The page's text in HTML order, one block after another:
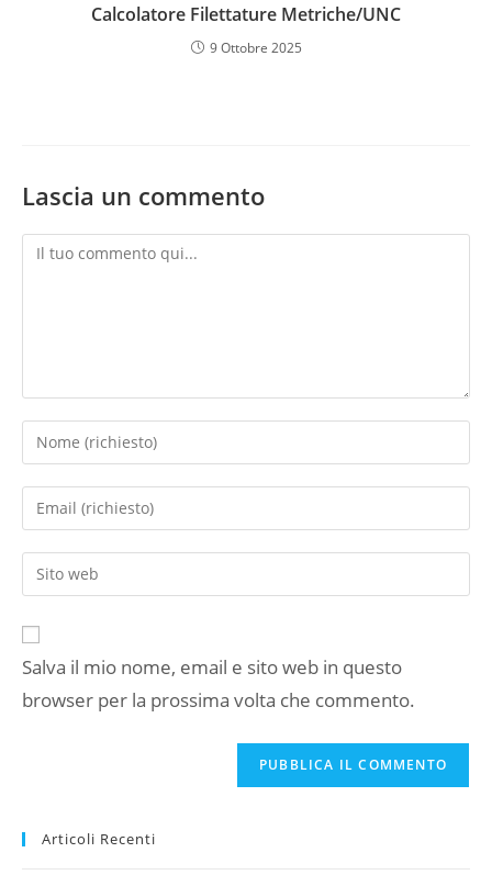
Calcolatore Filettature Metriche/UNC
9 Ottobre 2025
Lascia un commento
Commento
Inserisci
il
tuo
nome
nome
utente
per
Inserisci
il
tuo
indirizzo
commentare
Inserisci
l'URL
sito
web
(facoltativo)
Salva il mio nome, email e sito web in questo
browser per la prossima volta che commento.
Articoli Recenti